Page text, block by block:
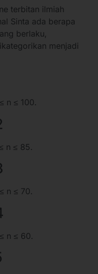
terbitan ilmiah
Sinta ada berapa
berlaku,
menjadi
n ≤ 100.
n ≤ 85.
n ≤ 70.
n ≤ 60.